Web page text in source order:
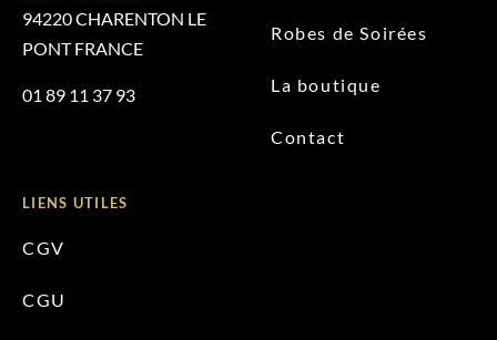
94220 CHARENTON LE
PONT FRANCE
01 89 11 37 93
Robes de Soirées
La boutique
Contact
LIENS UTILES
CGV
CGU